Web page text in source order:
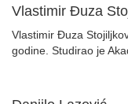
Vlastimir Đuza
Vlastimir Đuza
godine. Studirao je